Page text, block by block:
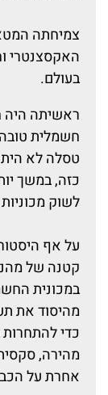
צמיחתה
האקסצנטרי
בעולם.
ראשיתה היה
חשמלית
טסלה לא
כזה, במשך
לשוק
על אף
קטנה של
במכונית
מהיסוד את
כדי
מהירה,
אחרת על